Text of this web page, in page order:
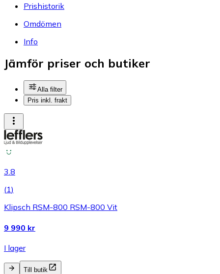
Prishistorik
Omdömen
Info
Jämför priser och butiker
Alla filter
Pris inkl. frakt
3.8
(1)
Klipsch RSM-800 RSM-800 Vit
9 990 kr
I lager
Till butik